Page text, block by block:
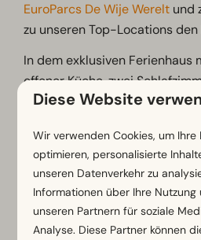
EuroParcs De Wije Werelt und
zu unseren Top-Locations
In dem exklusiven Ferienhaus
offener Küche, zwei
erfährst du dein ganz
Ferienunterkunft, in der jeder
kommt.
Ebenso ausschlaggebend für
Erholungsfaktor ist die
Naturverbundene sollten
Diese Website
Wir verwenden Cookies, um Ihre
optimieren, personalisierte
unseren Datenverkehr zu
Informationen über Ihre
unseren Partnern für soziale
Analyse. Diese Partner können